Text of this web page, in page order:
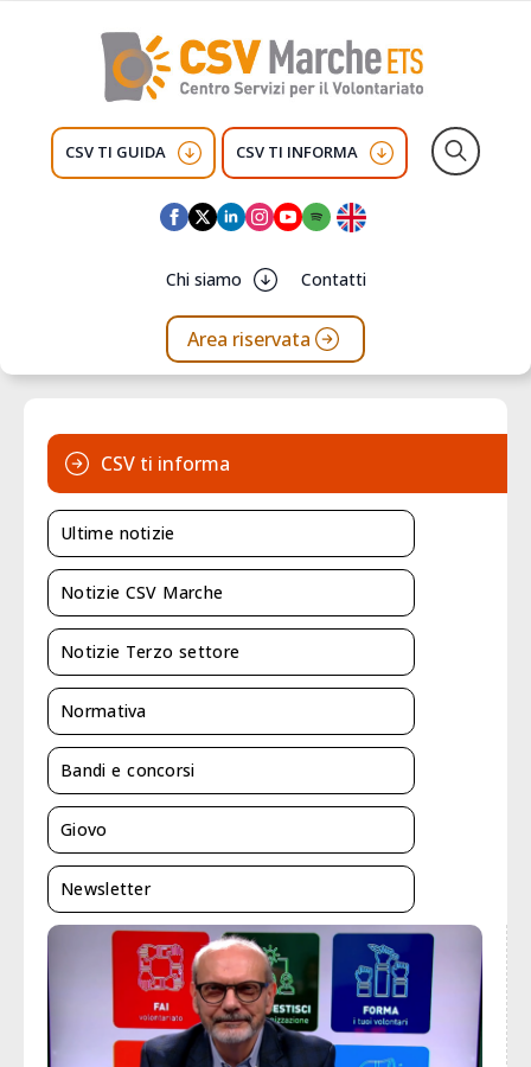
CSV TI GUIDA CSV TI INFORMA
Chi siamo Contatti
Area riservata
CSV ti informa
Ultime notizie
Notizie CSV Marche
Notizie Terzo settore
Normativa
Bandi e concorsi
Giovo
Newsletter